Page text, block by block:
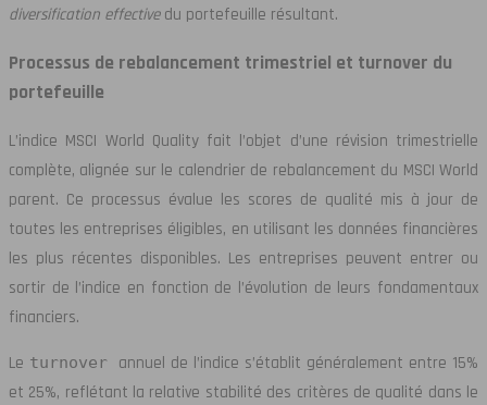
diversification effective du portefeuille résultant.
Processus de rebalancement trimestriel et turnover du
portefeuille
L’indice MSCI World Quality fait l’objet d’une révision trimestrielle
complète, alignée sur le calendrier de rebalancement du MSCI World
parent. Ce processus évalue les scores de qualité mis à jour de
toutes les entreprises éligibles, en utilisant les données financières
les plus récentes disponibles. Les entreprises peuvent entrer ou
sortir de l’indice en fonction de l’évolution de leurs fondamentaux
financiers.
Le turnover annuel de l’indice s’établit généralement entre 15%
et 25%, reflétant la relative stabilité des critères de qualité dans le